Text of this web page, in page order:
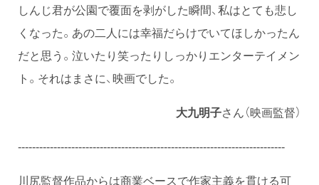
しんじ君が公園で覆面を剥がした瞬間、私はとても悲し
くなった。あの二人には幸福だらけでいてほしかったん
だと思う。泣いたり笑ったりしっかりエンターテイメン
ト。それはまさに、映画でした。
大九明子さん（映画監督）
---------------------------------------------------------------------------
川尻監督作品からは商業ベースで作家主義を貫ける可